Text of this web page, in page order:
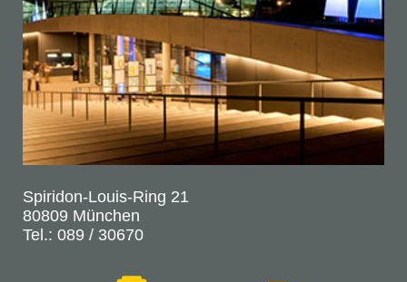
Spiridon-Louis-Ring 21
80809 München
Tel.: 089 / 30670